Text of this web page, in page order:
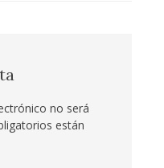
no será
están